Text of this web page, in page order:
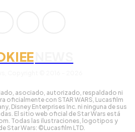
asociado, autorizado, respaldado ni
oficialmente con STAR WARS, Lucasfilm
Disney Enterprises Inc. ni ninguna de sus
El sitio web oficial de Star Wars está
Todas las ilustraciones, logotipos y
Star Wars: ©Lucasfilm LTD.